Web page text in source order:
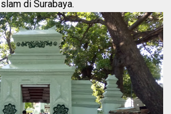
di Surabaya.